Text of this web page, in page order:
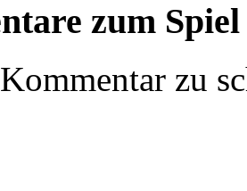
zum Spiel
zu